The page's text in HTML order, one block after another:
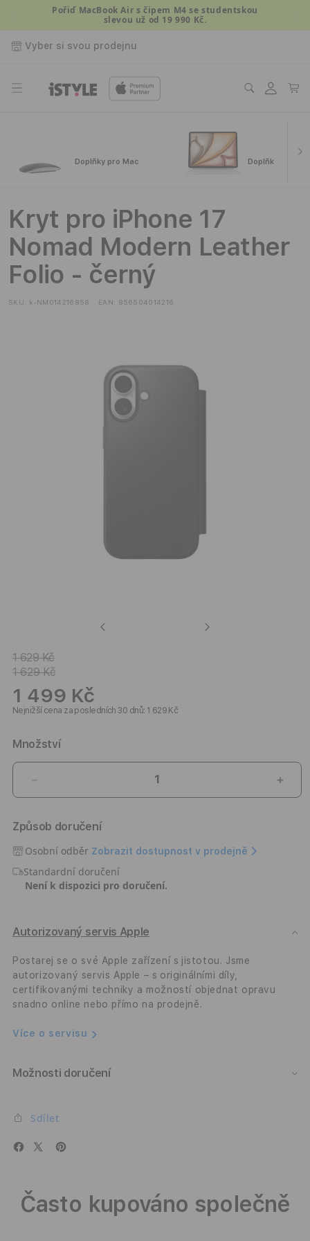
Přejít kPořiď MacBook Air s čipem M4 se studentskou
slevou už od 19 990 Kč.
Vyber si svou prodejnu
Přihlásit
se
Košík
Doplňky pro Mac Doplňky pro
Kryt pro iPhone 17
Nomad Modern Leather
Folio - černý
SKU: k-NM014216858 EAN: 856504014216
Previous Next
1 629 Kč
1 629 Kč
1 499 Kč
Nejnižší cena za posledních 30 dnů: 1 629 Kč
Množství
množství
Kryt
pro
iPhone
17
Nomad
Folio
černý
Folio
Způsob doručení
Osobní odběr Zobrazit dostupnost v prodejně
Standardní doručení
Není k dispozici pro doručení.
Autorizovaný servis Apple
Postarej se o své Apple zařízení s jistotou. Jsme
autorizovaný servis Apple – s originálními díly,
certifikovanými techniky a možností objednat opravu
snadno online nebo přímo na prodejně.
Více o servisu
Možnosti doručení
Sdílet
Často kupováno společně